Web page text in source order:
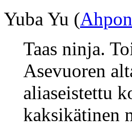
Yuba Yu (
Taas ninja.
Asevuoren
aliaseistettu
kaksikätinen